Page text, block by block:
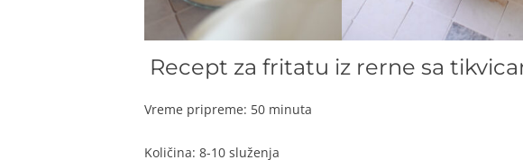
Recept za fritatu iz rerne sa
Vreme pripreme: 50 minuta
Količina: 8-10 služenja